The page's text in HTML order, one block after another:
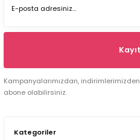
Kategoriler
Kampanyalarımızdan,
abone olabilirsiniz.